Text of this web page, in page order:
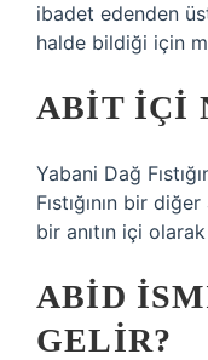
ibadet edenden
halde bildiği için
ABIT IÇI
Yabani Dağ
Fıstığının bir
bir anıtın içi
ABID
GELIR?